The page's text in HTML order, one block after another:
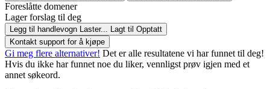
Foreslåtte domener
Lager forslag til deg
Legg til handlevogn Laster... Lagt til Opptatt
Kontakt support for å kjøpe
Gi meg flere alternativer! Det er alle resultatene vi har funnet til deg!
Hvis du ikke har funnet noe du liker, vennligst prøv igjen med et
annet søkeord.